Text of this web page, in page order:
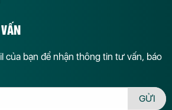
của bạn để nhận thông tin tư vấn, báo
GỬI